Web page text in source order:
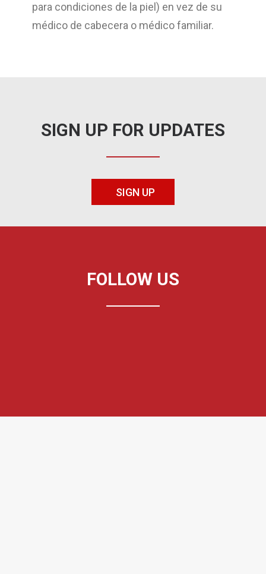
para condiciones de la piel) en vez de su
médico de cabecera o médico familiar.
SIGN UP FOR UPDATES
SIGN UP
FOLLOW US